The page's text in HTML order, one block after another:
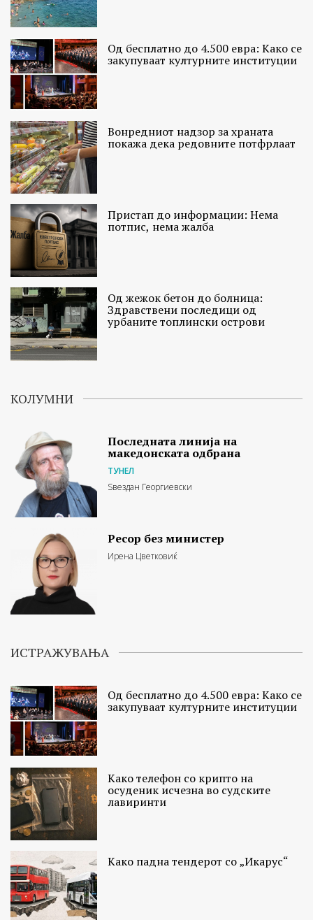
Од бесплатно до 4.500 евра: Како се
закупуваат културните институции
Вонредниот надзор за храната
покажа дека редовните потфрлаат
Пристап до информации: Нема
потпис, нема жалба
Од жежок бетон до болница:
Здравствени последици од
урбаните топлински острови
КОЛУМНИ
Последната линија на
македонската одбрана
ТУНЕЛ
Ѕвездан Георгиевски
Ресор без министер
Ирена Цветковиќ
ИСТРАЖУВАЊА
Од бесплатно до 4.500 евра: Како се
закупуваат културните институции
Како телефон со крипто на
осуденик исчезна во судските
лавиринти
Како падна тендерот со „Икарус“